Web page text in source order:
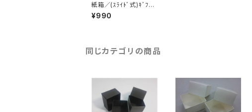
紙箱／(ｽﾗｲﾄﾞ式)ｷﾞﾌﾄ
ﾎﾞｯｸｽ-ボールペンｻｲｽﾞ
6個入
¥990
同じカテゴリの商品